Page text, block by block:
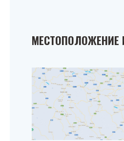
МЕСТОПОЛОЖЕНИЕ